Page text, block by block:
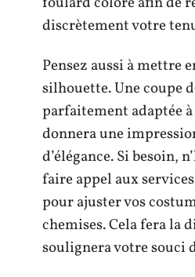
discrètement votre
Pensez aussi à mettre
silhouette. Une coupe
parfaitement adaptée
donnera une
d’élégance. Si besoin,
faire appel aux
pour ajuster vos
chemises. Cela fera la
soulignera votre souci